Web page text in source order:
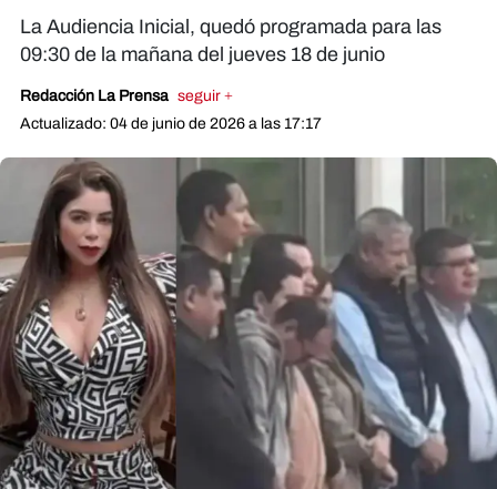
La Audiencia Inicial, quedó programada para las
09:30 de la mañana del jueves 18 de junio
Redacción La Prensa seguir +
Actualizado: 04 de junio de 2026 a las 17:17